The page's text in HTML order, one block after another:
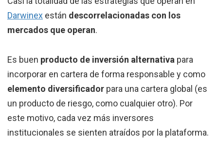
Darwinex están descorrelacionadas con los
mercados que operan.
Es buen producto de inversión alternativa para
incorporar en cartera de forma responsable y como
elemento diversificador para una cartera global (es
un producto de riesgo, como cualquier otro). Por
este motivo, cada vez más inversores
institucionales se sienten atraídos por la plataforma.